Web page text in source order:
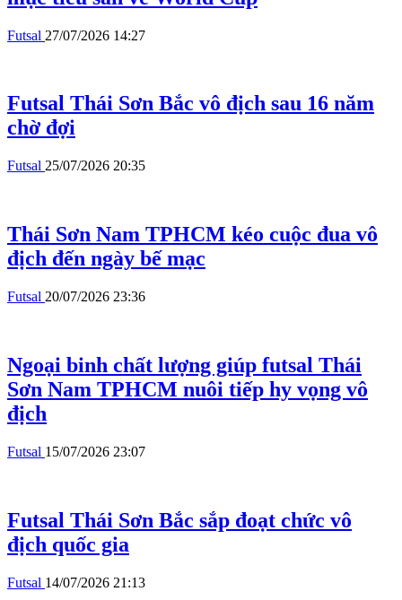
Futsal 27/07/2026 14:27
Futsal Thái Sơn Bắc vô địch sau 16 năm
chờ đợi
Futsal 25/07/2026 20:35
Thái Sơn Nam TPHCM kéo cuộc đua vô
địch đến ngày bế mạc
Futsal 20/07/2026 23:36
Ngoại binh chất lượng giúp futsal Thái
Sơn Nam TPHCM nuôi tiếp hy vọng vô
địch
Futsal 15/07/2026 23:07
Futsal Thái Sơn Bắc sắp đoạt chức vô
địch quốc gia
Futsal 14/07/2026 21:13